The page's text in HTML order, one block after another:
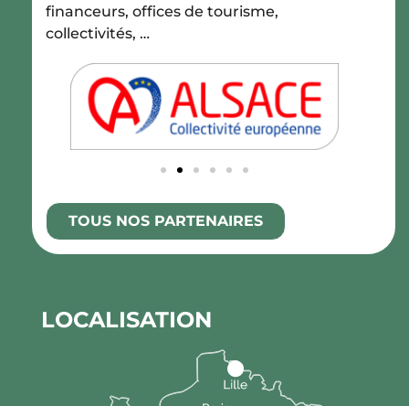
financeurs, offices de tourisme,
collectivités, …
TOUS NOS PARTENAIRES
LOCALISATION